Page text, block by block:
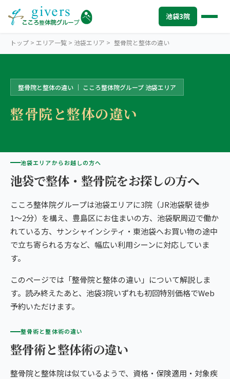
池袋3院
IKEBUKURO 池袋エリアトップ
STORES 池袋3院から探す
こころ整体院 池袋メトロポリタン口院
こころ整骨院 池袋西口院
3院の比較・選び方
腰痛
頭痛・偏頭痛
膝痛
ぎっくり腰
股関節痛
五十肩
椎間板ヘルニア
体の重だるさ
INFO 池袋エリアの情報
初めての方へ
料金
アクセス・営業時間
ご予約・お問い合わせ
TRUST 信頼の根拠
お客様の声
スタッフ紹介
医師・専門家の推薦
ABOUT US こころ整体院について
giversメソッドGIFT
ブランド全体トップ（全国125院）
全国の店舗一覧IKEBUKURO AREA
池袋の3院から、
あなたの一院を。
トップ > エリア一覧 > 池袋エリア > 整骨院と整体の違い
整骨院と整体の違い ｜ こころ整体院グループ 池袋エリア
整骨院と整体の違い
池袋エリアからお越しの方へ
池袋で整体・整骨院をお探しの方へ
こころ整体院グループは池袋エリアに3院（JR池袋駅 徒歩
1〜2分）を構え、豊島区にお住まいの方、池袋駅周辺で働か
れている方、サンシャインシティ・東池袋へお買い物の途中
で立ち寄られる方など、幅広い利用シーンに対応していま
す。
このページでは「整骨院と整体の違い」について解説しま
す。読み終えたあと、池袋3院いずれも初回特別価格でWeb
予約いただけます。
整骨術と整体術の違い
整骨術と整体術の違い
整骨院と整体院は似ているようで、資格・保険適用・対象疾